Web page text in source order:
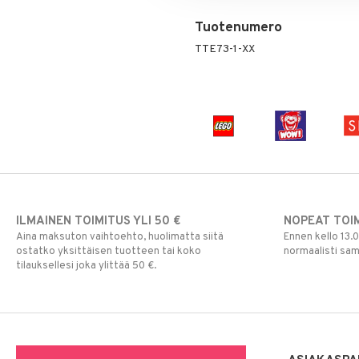
Tuotenumero
TTE73-1-XX
ILMAINEN TOIMITUS YLI 50 €
Aina maksuton vaihtoehto, huolimatta siitä
ostatko yksittäisen tuotteen tai koko
tilauksellesi joka ylittää 50 €.
NOPEAT
Ennen kello
normaalisti